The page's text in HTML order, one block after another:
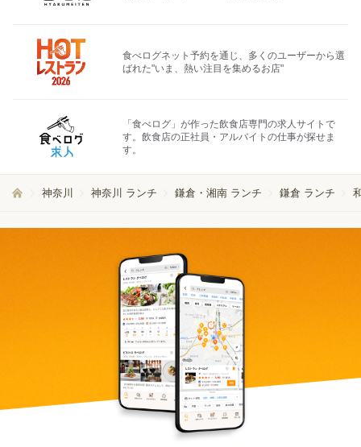
食べログネット予約を通じ、多くのユーザーから選
ばれた"いま、熱い注目を集めるお店"
「食べログ」が作った飲食店専門の求人サイトで
す。飲食店の正社員・アルバイトの仕事が探せま
す。
神奈川 神奈川 ランチ 鎌倉・湘南 ランチ 鎌倉 ランチ